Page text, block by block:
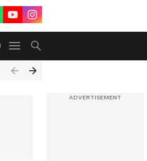
Dwi Pushkar Yoga 2026